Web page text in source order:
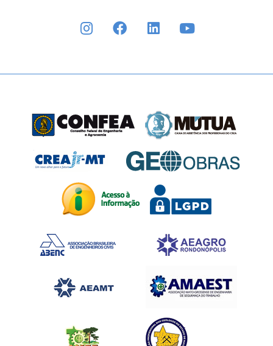
INSTAGRAMFACEBOOKLINKEDIN